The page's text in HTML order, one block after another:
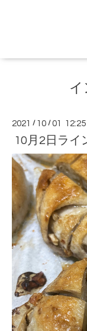
イ
2021 / 10 /01 12:25
10月2日ライ